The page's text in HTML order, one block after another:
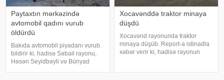
Paytaxtın mərkəzində
avtomobil qadını vurub
öldürdü
Bakıda avtomobil piyadanı vurub.
bildirir ki, hadisə Səbail rayonu,
Həsən Seyidbəyli və Bünyad
Xocavənddə traktor minaya
düşdü
Xocavənd rayonunda traktor
minaya düşüb. Report-a istinadla
xəbər verir ki, hadisə rayonun